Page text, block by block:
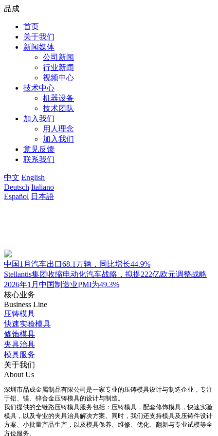
品成
首页
关于我们
新闻媒体
公司新闻
行业新闻
视频中心
技术中心
机器设备
技术团队
加入我们
用人理念
加入我们
意见反馈
联系我们
中文 English
Deutsch Italiano
Español 日本語
中国1月汽车出口68.1万辆，同比增长44.9%
Stellantis集团收缩电动化汽车战略，拟提222亿欧元调整战略
2026年1月中国制造业PMI为49.3%
核心业务
Business Line
压铸模具
快速实验模具
修饰模具
夹具治具
模具服务
关于我们
About Us
深圳市品成金属制品有限公司是一家专业的压铸模具设计与制造企业，专注
于铝、镁、锌合金压铸模具的设计与制造。
我们提供的全链路压铸模具服务包括：压铸模具，配套修饰模具，快速实验
模具，以及专业的夹具治具解决方案。同时，我们还支持模具及压铸件设计
方案、小批量产品生产，以及模具保养、维修、优化、翻新与专业试模等全
方位服务。